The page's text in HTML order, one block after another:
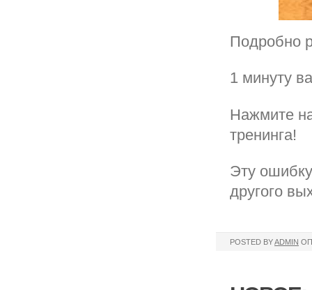
Подробно
1 минуту
Нажмите
тренинга!
Эту
другого
POSTED BYADMIN